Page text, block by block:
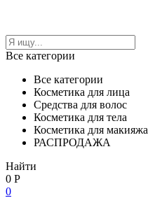
Все категории
Все категории
Косметика для лица
Средства для волос
Косметика для тела
Косметика для макияжа
РАСПРОДАЖА
Найти
0 Р
0